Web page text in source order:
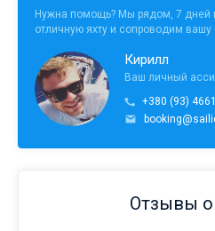
Нужна помощь? Мы рядом, 7
отличную яхту и сопроводим вашу
Кирилл
Ваш личный
+380 (93)
Отзывы о